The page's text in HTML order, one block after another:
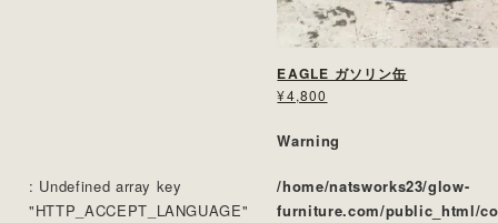
EAGLE ガソリン缶
¥4,800
Warning
: Undefined array key
"HTTP_ACCEPT_LANGUAGE"
/home/natsworks23/glow-
furniture.com/public_html/